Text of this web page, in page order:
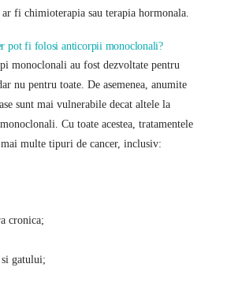
fi chimioterapia sau terapia hormonala.
pot fi folosi anticorpii monoclonali?
monoclonali au fost dezvoltate pentru
nu pentru toate. De asemenea, anumite
sunt mai vulnerabile decat altele la
Cu toate acestea, tratamentele
multe tipuri de cancer, inclusiv:
cronica;
si gatului;